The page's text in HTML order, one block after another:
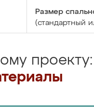
Размер
(стандартный
проекту: